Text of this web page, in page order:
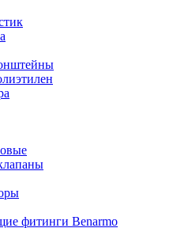
фитинги Benarmo